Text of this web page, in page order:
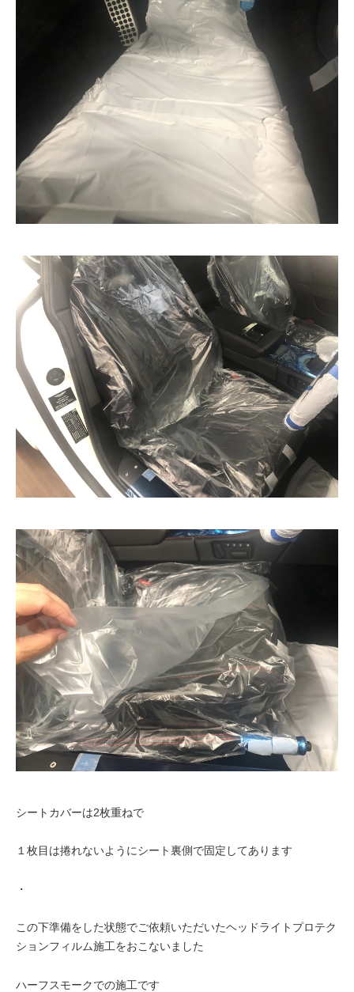
シートカバーは2枚重ねで
１枚目は捲れないようにシート裏側で固定してあります
・
この下準備をした状態でご依頼いただいたヘッドライトプロテク
ションフィルム施工をおこないました
ハーフスモークでの施工です